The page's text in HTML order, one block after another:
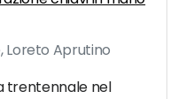
Loreto Aprutino
trentennale nel